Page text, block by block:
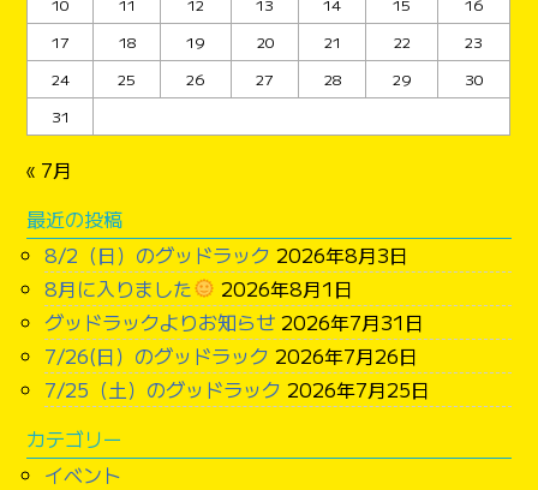
17
18 19 20 21 22
23
24
25 26 27 28 29
30
31
« 7月
最近の投稿
8/2（日）のグッドラック 2026年8月3日
8月に入りました
2026年8月1日
グッドラックよりお知らせ 2026年7月31日
7/26(日）のグッドラック 2026年7月26日
7/25（土）のグッドラック 2026年7月25日
カテゴリー
イベント